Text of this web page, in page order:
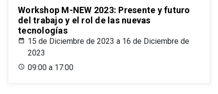
Workshop M-NEW 2023: Presente y futuro
del trabajo y el rol de las nuevas
tecnologías
15 de Diciembre de 2023 a 16 de Diciembre de
2023
09:00 a 17:00